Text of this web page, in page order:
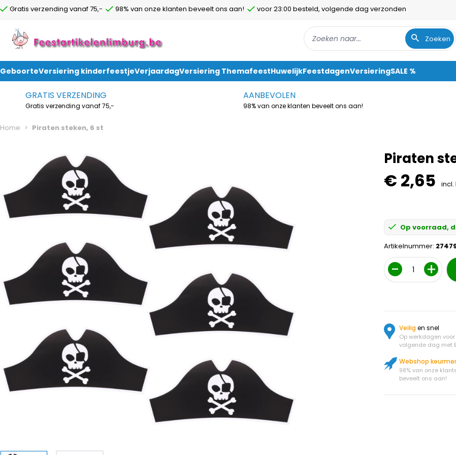
Gratis verzending vanaf 75,- 98% van onze klanten beveelt ons aan! voor 23:00 besteld, volgende dag verzonden
Zoeken
GeboorteVersiering kinderfeestjeVerjaardagVersiering ThemafeestHuwelijkFeestdagenVersieringSALE %
GRATIS VERZENDING
Gratis verzending vanaf 75,-
AANBEVOLEN
98% van onze klanten beveelt ons aan!
Home > Piraten steken, 6 st
Piraten
€ 2,65
Op voorraad,
Artikelnummer:
Aantal
Veiligen snel
Op werkdagen
volgende dag met
Webshop
98% van onze
beveelt ons aan!